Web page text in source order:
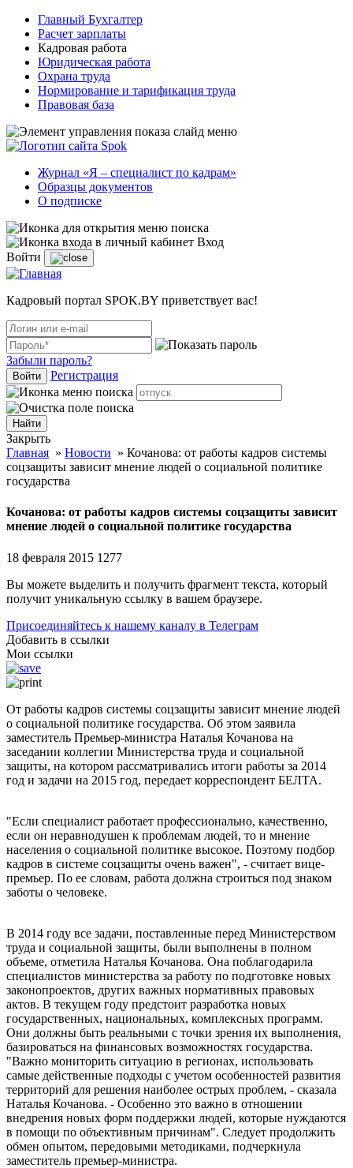
Главный Бухгалтер
Расчет зарплаты
Кадровая работа
Юридическая работа
Охрана труда
Нормирование и тарификация труда
Правовая база
Журнал «Я – специалист по кадрам»
Образцы документов
О подписке
Вход
Войти
Кадровый портал SPOK.BY приветствует вас!
Забыли пароль?
Войти Регистрация
Закрыть
Главная » Новости » Кочанова: от работы кадров системы
соцзащиты зависит мнение людей о социальной политике
государства
Кочанова: от работы кадров системы соцзащиты зависит
мнение людей о социальной политике государства
18 февраля 2015 1277
Вы можете выделить и получить фрагмент текста, который
получит уникальную ссылку в вашем браузере.
Присоединяйтесь к нашему каналу в Телеграм
Добавить в ссылки
Мои ссылки
От работы кадров системы соцзащиты зависит мнение людей
о социальной политике государства. Об этом заявила
заместитель Премьер-министра Наталья Кочанова на
заседании коллегии Министерства труда и социальной
защиты, на котором рассматривались итоги работы за 2014
год и задачи на 2015 год, передает корреспондент БЕЛТА.
"Если специалист работает профессионально, качественно,
если он неравнодушен к проблемам людей, то и мнение
населения о социальной политике высокое. Поэтому подбор
кадров в системе соцзащиты очень важен", - считает вице-
премьер. По ее словам, работа должна строиться под знаком
заботы о человеке.
В 2014 году все задачи, поставленные перед Министерством
труда и социальной защиты, были выполнены в полном
объеме, отметила Наталья Кочанова. Она поблагодарила
специалистов министерства за работу по подготовке новых
законопроектов, других важных нормативных правовых
актов. В текущем году предстоит разработка новых
государственных, национальных, комплексных программ.
Они должны быть реальными с точки зрения их выполнения,
базироваться на финансовых возможностях государства.
"Важно мониторить ситуацию в регионах, использовать
самые действенные подходы с учетом особенностей развития
территорий для решения наиболее острых проблем, - сказала
Наталья Кочанова. - Особенно это важно в отношении
внедрения новых форм поддержки людей, которые нуждаются
в помощи по объективным причинам". Следует продолжить
обмен опытом, передовыми методиками, подчеркнула
заместитель премьер-министра.